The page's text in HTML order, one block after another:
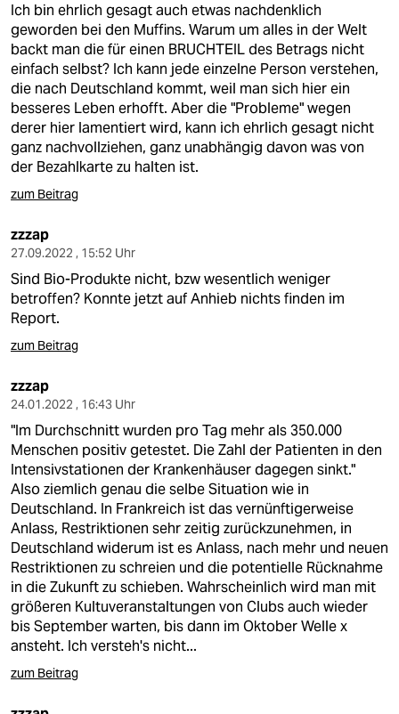
Ich bin ehrlich gesagt auch etwas nachdenklich
geworden bei den Muffins. Warum um alles in der Welt
backt man die für einen BRUCHTEIL des Betrags nicht
einfach selbst? Ich kann jede einzelne Person verstehen,
die nach Deutschland kommt, weil man sich hier ein
besseres Leben erhofft. Aber die "Probleme" wegen
derer hier lamentiert wird, kann ich ehrlich gesagt nicht
ganz nachvollziehen, ganz unabhängig davon was von
der Bezahlkarte zu halten ist.
zum Beitrag
zzzap
27.09.2022 , 15:52 Uhr
Sind Bio-Produkte nicht, bzw wesentlich weniger
betroffen? Konnte jetzt auf Anhieb nichts finden im
Report.
zum Beitrag
zzzap
24.01.2022 , 16:43 Uhr
"Im Durchschnitt wurden pro Tag mehr als 350.000
Menschen positiv getestet. Die Zahl der Patienten in den
Intensivstationen der Krankenhäuser dagegen sinkt."
Also ziemlich genau die selbe Situation wie in
Deutschland. In Frankreich ist das vernünftigerweise
Anlass, Restriktionen sehr zeitig zurückzunehmen, in
Deutschland widerum ist es Anlass, nach mehr und neuen
Restriktionen zu schreien und die potentielle Rücknahme
in die Zukunft zu schieben. Wahrscheinlich wird man mit
größeren Kultuveranstaltungen von Clubs auch wieder
bis September warten, bis dann im Oktober Welle x
ansteht. Ich versteh's nicht...
zum Beitrag